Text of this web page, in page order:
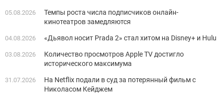
05.08.2026
Темпы роста числа подписчиков онлайн-
кинотеатров замедляются
04.08.2026 «Дьявол носит Prada 2» стал хитом на Disney+ и Hulu
03.08.2026
Количество просмотров Apple TV достигло
исторического максимума
31.07.2026
На Netflix подали в суд за потерянный фильм с
Николасом Кейджем